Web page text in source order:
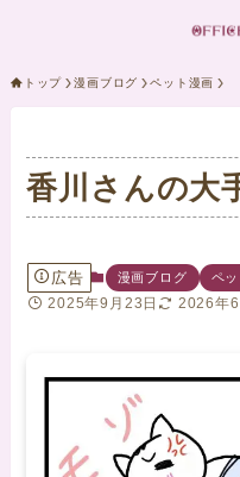
トップ 漫画ブログ ペット漫画
香川さんの
広告 漫画ブログ ペ
2025年9月23日 2026年6